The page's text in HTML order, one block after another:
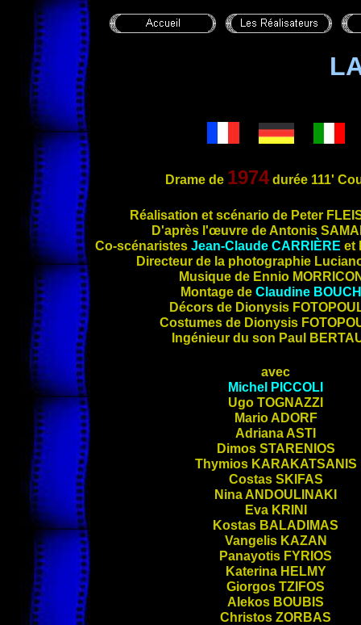
Drame de 1974durée 111'
Réalisation et scénario de Peter
D'après l'œuvre de Antonis
Co-scénaristes Jean-Claude CARRIÈRE et
Directeur de la photographie
Musique de Ennio
Montage de Claudine
Décors de Dionysis
Costumes de Dionysis
Ingénieur du son Paul
avec
Michel PICCOLI
Ugo TOGNAZZI
Mario ADORF
Adriana ASTI
Dimos STARENIOS
Thymios KARAKATSANIS
Costas SKIFAS
Nina ANDOULINAKI
Eva KRINI
Kostas BALADIMAS
Vangelis KAZAN
Panayotis FYRIOS
Katerina HELMY
Giorgos TZIFOS
Alekos BOUBIS
Christos ZORBAS